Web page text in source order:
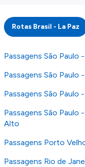
integridade ou
publicada,
as condições
fazer uma
os nossos
Rotas Brasil - La Paz
Passagens São Paulo
Passagens São Paulo
Passagens São Paulo
Passagens São Paulo
Alto
Passagens Porto
Passagens Rio de Janeiro-Galeão -